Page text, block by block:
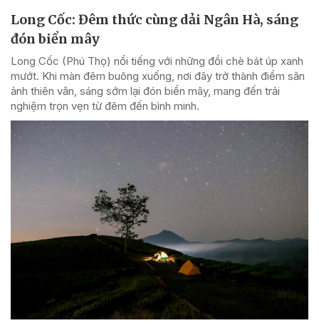
Long Cốc: Đêm thức cùng dải Ngân Hà, sáng
đón biển mây
Long Cốc (Phú Thọ) nổi tiếng với những đồi chè bát úp xanh
mướt. Khi màn đêm buông xuống, nơi đây trở thành điểm săn
ảnh thiên văn, sáng sớm lại đón biển mây, mang đến trải
nghiệm trọn vẹn từ đêm đến bình minh.